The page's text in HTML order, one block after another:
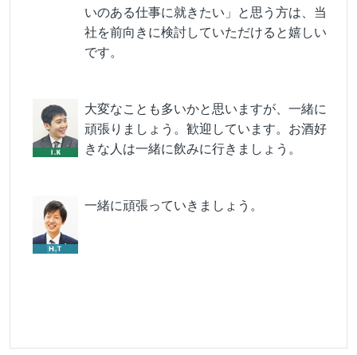
いのある仕事に就きたい」と思う方は、当
社を前向きに検討していただけると嬉しい
です。
大変なことも多いかと思いますが、一緒に
頑張りましょう。歓迎しています。お酒好
きな人は一緒に飲みに行きましょう。
一緒に頑張っていきましょう。